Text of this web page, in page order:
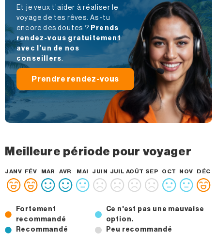
Et je veux t’aider à réaliser le
voyage de tes rêves. As-tu
encore des doutes ? Prends
rendez-vous gratuitement
avec l’un de nos
conseillers.
Prendre rendez-vous
Meilleure période pour voyager
JANV FÉV MAR AVR MAI JUIN JUIL AOÛT SEP OCT NOV DÉC
Fortement
recommandé
Recommandé
Ce n'est pas une mauvaise
option.
Peu recommandé